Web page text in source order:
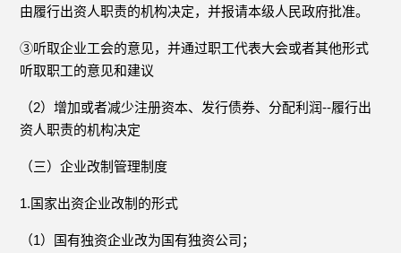
由履行出资人职责的机构决定，并报请本级人民政府批准。
③听取企业工会的意见，并通过职工代表大会或者其他形式
听取职工的意见和建议
（2）增加或者减少注册资本、发行债券、分配利润--履行出
资人职责的机构决定
（三）企业改制管理制度
1.国家出资企业改制的形式
（1）国有独资企业改为国有独资公司；